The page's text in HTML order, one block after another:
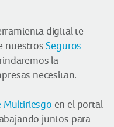
digital te
nuestrosSeguros
la
necesitan.
Multiriesgo en el portal
juntos para